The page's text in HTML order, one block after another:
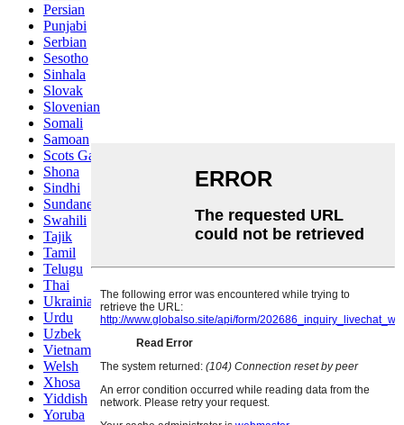
Persian
Punjabi
Serbian
Sesotho
Sinhala
Slovak
Slovenian
Somali
Samoan
Scots Gaelic
Shona
Sindhi
Sundanese
Swahili
Tajik
Tamil
Telugu
Thai
Ukrainian
Urdu
Uzbek
Vietnamese
Welsh
Xhosa
Yiddish
Yoruba